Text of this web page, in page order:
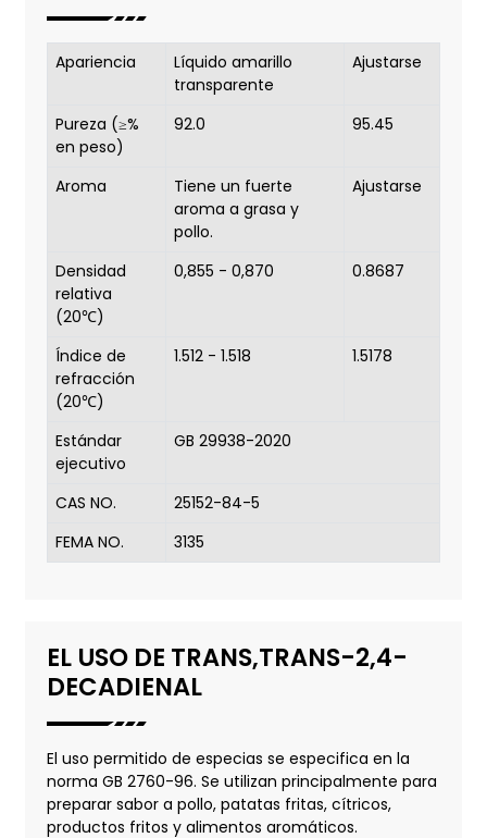
Apariencia
Líquido amarillo
transparente
Ajustarse
Pureza (≥%
en peso)
92.0 95.45
Aroma
Tiene un fuerte
aroma a grasa y
pollo.
Ajustarse
Densidad
relativa
(20℃)
0,855 - 0,870 0.8687
Índice de
refracción
(20℃)
1.512 - 1.518 1.5178
Estándar
ejecutivo
GB 29938-2020
CAS NO.
25152-84-5
FEMA NO.
3135
EL USO DE TRANS,TRANS-2,4-
DECADIENAL
El uso permitido de especias se especifica en la
norma GB 2760-96. Se utilizan principalmente para
preparar sabor a pollo, patatas fritas, cítricos,
productos fritos y alimentos aromáticos.